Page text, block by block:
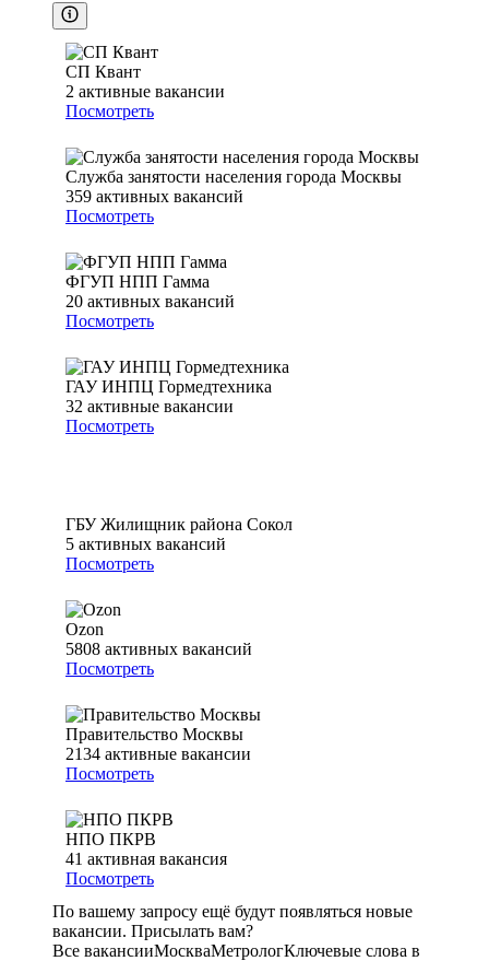
СП Квант
2 активные вакансии
Посмотреть
Служба занятости населения города Москвы
359 активных вакансий
Посмотреть
ФГУП НПП Гамма
20 активных вакансий
Посмотреть
ГАУ ИНПЦ Гормедтехника
32 активные вакансии
Посмотреть
ГБУ Жилищник района Сокол
5 активных вакансий
Посмотреть
Ozon
5808 активных вакансий
Посмотреть
Правительство Москвы
2134 активные вакансии
Посмотреть
НПО ПКРВ
41 активная вакансия
Посмотреть
По вашему запросу ещё будут появляться новые
вакансии. Присылать вам?
Все вакансииМоскваМетрологКлючевые слова в